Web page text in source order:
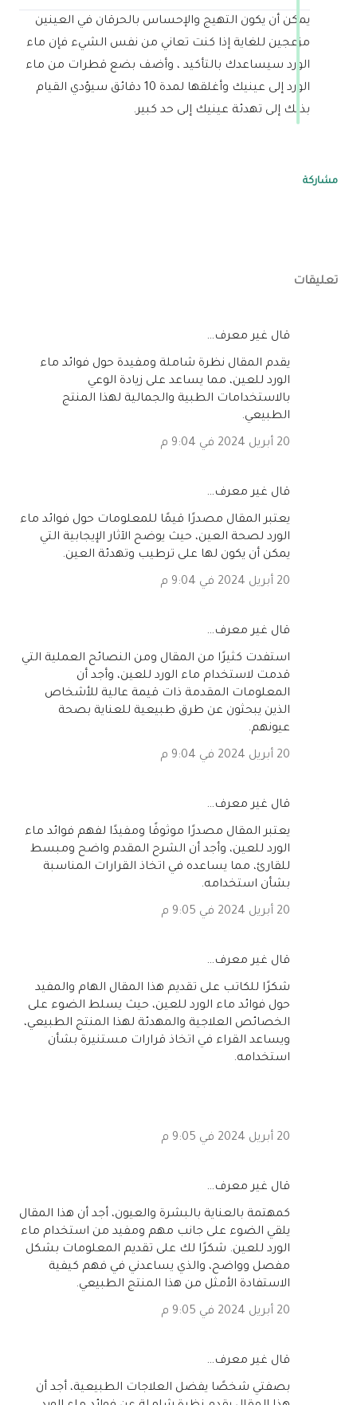
يمكن أن يكون التهيج والإحساس بالحرقان في العينين
مزعجين للغاية إذا كنت تعاني من نفس الشيء فإن ماء
الورد سيساعدك بالتأكيد ، وأضف بضع قطرات من ماء
الورد إلى عينيك وأغلقها لمدة 10 دقائق سيؤدي القيام
بذلك إلى تهدئة عينيك إلى حد كبير.
مشاركة
تعليقات
‏قال غير معرف…
يقدم المقال نظرة شاملة ومفيدة حول فوائد ماء
الورد للعين، مما يساعد على زيادة الوعي
بالاستخدامات الطبية والجمالية لهذا المنتج
الطبيعي.
20 أبريل 2024 في 9:04 م
‏قال غير معرف…
يعتبر المقال مصدرًا قيمًا للمعلومات حول فوائد ماء
الورد لصحة العين، حيث يوضح الآثار الإيجابية التي
يمكن أن يكون لها على ترطيب وتهدئة العين.
20 أبريل 2024 في 9:04 م
‏قال غير معرف…
استفدت كثيرًا من المقال ومن النصائح العملية التي
قدمت لاستخدام ماء الورد للعين، وأجد أن
المعلومات المقدمة ذات قيمة عالية للأشخاص
الذين يبحثون عن طرق طبيعية للعناية بصحة
عيونهم.
20 أبريل 2024 في 9:04 م
‏قال غير معرف…
يعتبر المقال مصدرًا موثوقًا ومفيدًا لفهم فوائد ماء
الورد للعين، وأجد أن الشرح المقدم واضح ومبسط
للقارئ، مما يساعده في اتخاذ القرارات المناسبة
بشأن استخدامه.
20 أبريل 2024 في 9:05 م
‏قال غير معرف…
شكرًا للكاتب على تقديم هذا المقال الهام والمفيد
حول فوائد ماء الورد للعين، حيث يسلط الضوء على
الخصائص العلاجية والمهدئة لهذا المنتج الطبيعي،
ويساعد القراء في اتخاذ قرارات مستنيرة بشأن
استخدامه.
20 أبريل 2024 في 9:05 م
‏قال غير معرف…
كمهتمة بالعناية بالبشرة والعيون، أجد أن هذا المقال
يلقي الضوء على جانب مهم ومفيد من استخدام ماء
الورد للعين. شكرًا لك على تقديم المعلومات بشكل
مفصل وواضح، والذي يساعدني في فهم كيفية
الاستفادة الأمثل من هذا المنتج الطبيعي.
20 أبريل 2024 في 9:05 م
‏قال غير معرف…
بصفتي شخصًا يفضل العلاجات الطبيعية، أجد أن